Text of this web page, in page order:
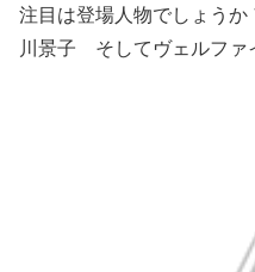
注目は登場人物でしょう
川景子 そしてヴェルファ